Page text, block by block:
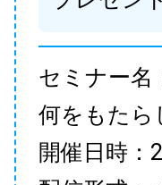
セミナー名
何をもたら
開催日時：